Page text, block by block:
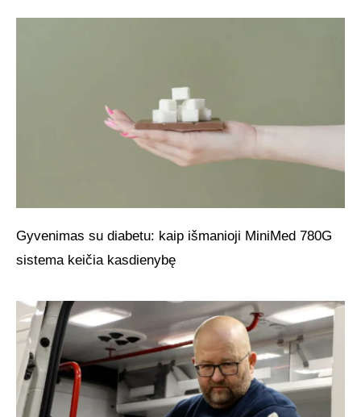
Gyvenimas su diabetu: kaip išmanioji MiniMed 780G
sistema keičia kasdienybę